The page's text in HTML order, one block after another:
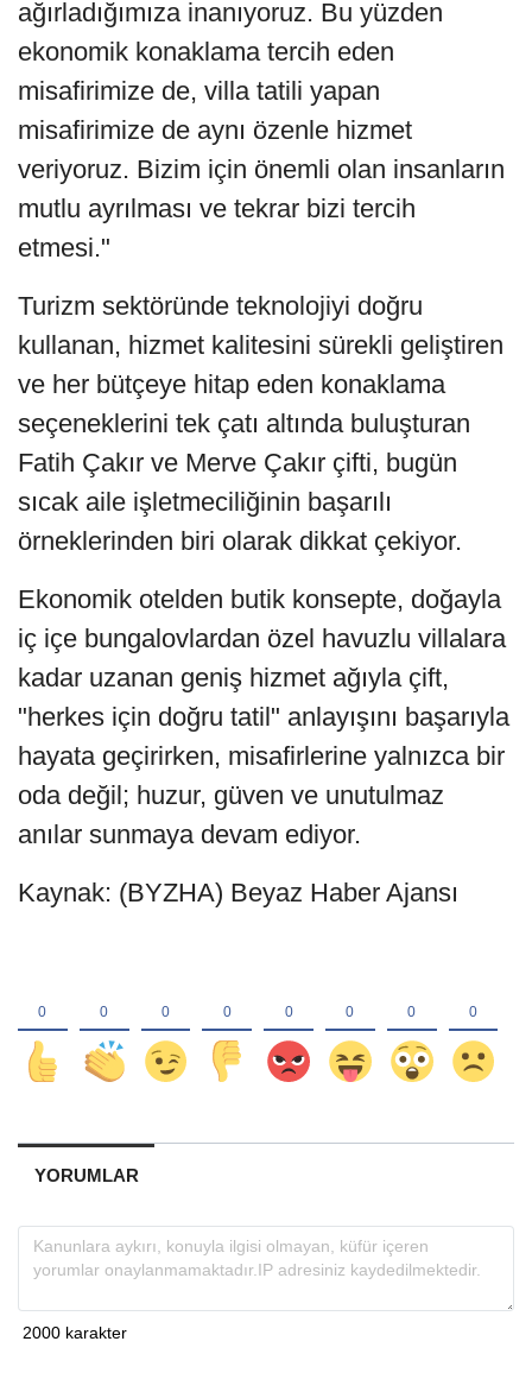
ağırladığımıza inanıyoruz. Bu yüzden
ekonomik konaklama tercih eden
misafirimize de, villa tatili yapan
misafirimize de aynı özenle hizmet
veriyoruz. Bizim için önemli olan insanların
mutlu ayrılması ve tekrar bizi tercih
etmesi."
Turizm sektöründe teknolojiyi doğru
kullanan, hizmet kalitesini sürekli geliştiren
ve her bütçeye hitap eden konaklama
seçeneklerini tek çatı altında buluşturan
Fatih Çakır ve Merve Çakır çifti, bugün
sıcak aile işletmeciliğinin başarılı
örneklerinden biri olarak dikkat çekiyor.
Ekonomik otelden butik konsepte, doğayla
iç içe bungalovlardan özel havuzlu villalara
kadar uzanan geniş hizmet ağıyla çift,
"herkes için doğru tatil" anlayışını başarıyla
hayata geçirirken, misafirlerine yalnızca bir
oda değil; huzur, güven ve unutulmaz
anılar sunmaya devam ediyor.
Kaynak: (BYZHA) Beyaz Haber Ajansı
YORUMLAR